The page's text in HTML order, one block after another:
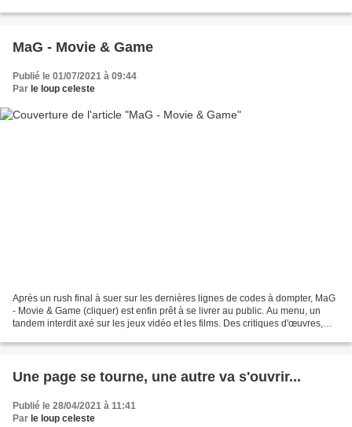
MaG - Movie & Game
Publié le 01/07/2021 à 09:44
Par le loup celeste
Après un rush final à suer sur les dernières lignes de codes à dompter, MaG
- Movie & Game (cliquer) est enfin prêt à se livrer au public. Au menu, un
tandem interdit axé sur les jeux vidéo et les films. Des critiques d'œuvres,
Une page se tourne, une autre va s'ouvrir...
Publié le 28/04/2021 à 11:41
Par le loup celeste